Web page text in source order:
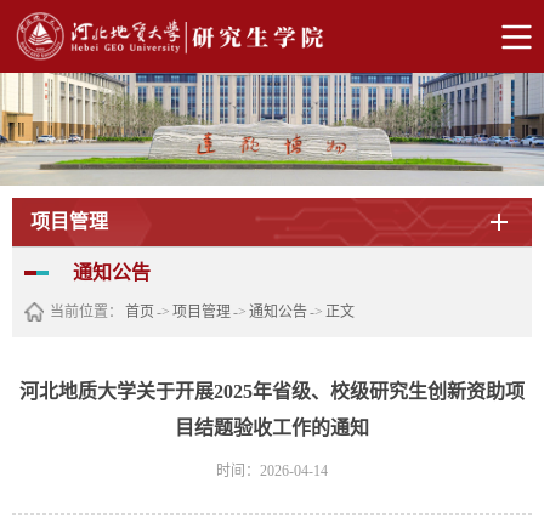
项目管理
通知公告
当前位置： 首页 -> 项目管理 -> 通知公告-> 正文
河北地质大学关于开展2025年省级、校级研究生创新资助项
目结题验收工作的通知
时间：2026-04-14